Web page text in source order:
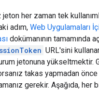
jeton her zaman tek
adım, Web Uygulamaları
dokümanının tamamında
URL'sini
jetonuna yükseltmektir.
takas yapmadan
gerekir. Aşağıda, her